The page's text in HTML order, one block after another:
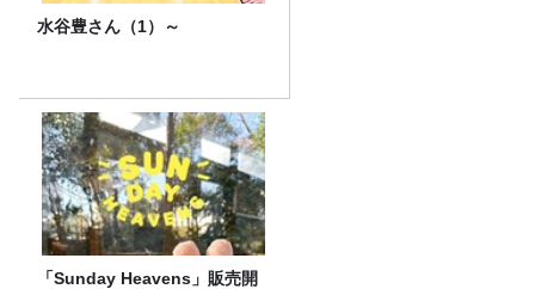
水谷豊さん（1）～
「Sunday Heavens」販売開